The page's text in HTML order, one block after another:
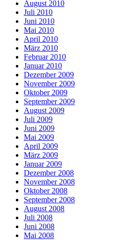
August 2010
Juli 2010
Juni 2010
Mai 2010
April 2010
März 2010
Februar 2010
Januar 2010
Dezember 2009
November 2009
Oktober 2009
September 2009
August 2009
Juli 2009
Juni 2009
Mai 2009
April 2009
März 2009
Januar 2009
Dezember 2008
November 2008
Oktober 2008
September 2008
August 2008
Juli 2008
Juni 2008
Mai 2008